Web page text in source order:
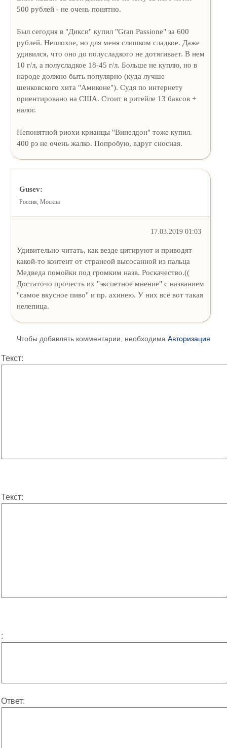
500 рублей - не очень понятно.
Был сегодня в "Дикси" купил "Gran Passione" за 600
рублей. Неплохое, но для меня слишком сладкое. Даже
удивился, что оно до полусладкого не дотягивает. В нем
10 г/л, а полусладкое 18-45 г/л. Больше не куплю, но в
народе должно быть популярно (куда лучше
шенковского хита "Амиконе"). Судя по интернету
ориентировано на США. Стоит в ритейле 13 баксов +
налог.
Непонятной риохи крианцы "Винелдон" тоже купил.
400 рэ не очень жалко. Попробую, вдруг сносная.
Gusev:
Россия, Москва
17.03.2019 01:03
Удивительно читать, как везде цитируют и приводят
какой-то контент от странеой высосанной из пальца
Медведа помойки под громким назв. Роскачество.((
Достаточо прочесть их "экспетное мнение" с названием
"самое вкусное пиво" и пр. ахинею. У них всё вот такая
нелепица.
Чтобы добавлять комментарии, необходима Авторизация
Текст:
Текст:
:
Ответ: